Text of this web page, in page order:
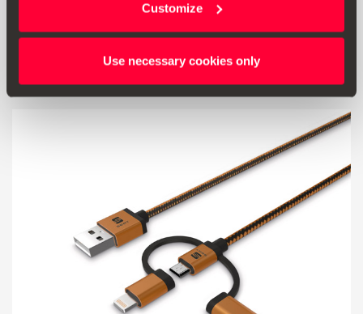
Customize
Use necessary cookies only
Produkt ansehen